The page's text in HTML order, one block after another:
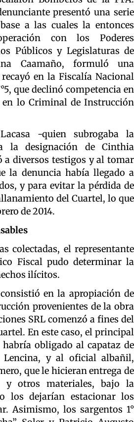
presentó una serie
a las cuales la entonces
con los Poderes
Públicos y Legislaturas de
Caamaño, formuló una
en la Fiscalía Nacional
que declinó competencia en
lo Criminal de Instrucción
-quien subrogaba la
la designación de Cinthia
a diversos testigos y al tomar
la denuncia había llegado a
y para evitar la pérdida de
del Cuartel, lo que
de 2014.
colectadas, el representante
Fiscal pudo determinar la
ilícitos.
en la apropiación de
provenientes de la obra
SRL comenzó a fines del
En este caso, el principal
obligado al capataz de
Lencina, y al oficial albañil,
que le hicieran entrega de
y otros materiales, bajo la
los dejarían estacionar los
Asimismo, los sargentos 1°